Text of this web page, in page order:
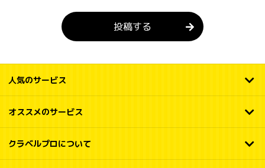
投稿する
人気のサービス
オススメのサービス
クラベルプロについて